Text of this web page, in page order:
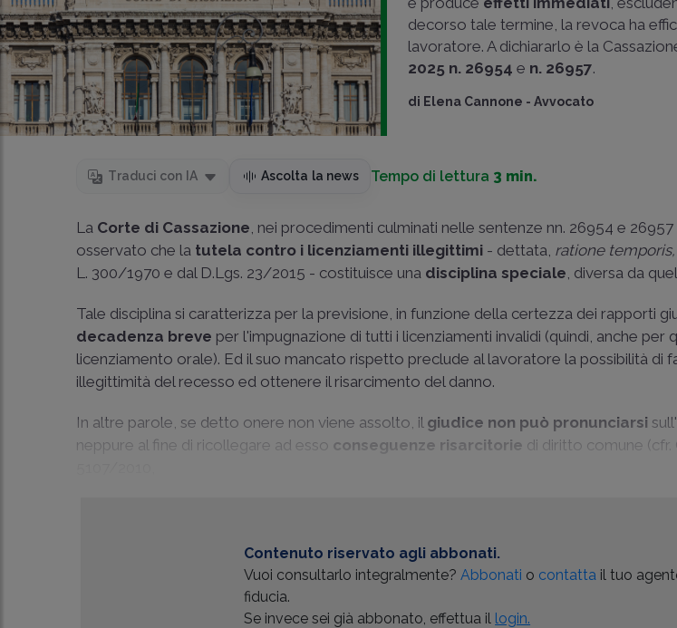
decorso tale termine, la revoca ha
lavoratore. A dichiararlo è la
2025 n. 26954 e n. 26957.
di Elena Cannone -Avvocato
Traduci con IA Ascolta la news Tempo di lettura 3 min.
La Corte di Cassazione, nei procedimenti culminati nelle sentenze nn. 26954 e
osservato che la tutela contro i licenziamenti illegittimi - dettata, ratione temporis,
L. 300/1970 e dal D.Lgs. 23/2015 - costituisce una disciplina speciale, diversa da
Tale disciplina si caratterizza per la previsione, in funzione della certezza dei rapporti
decadenza breve per l'impugnazione di tutti i licenziamenti invalidi (quindi, anche per
licenziamento orale). Ed il suo mancato rispetto preclude al lavoratore la possibilità di
illegittimità del recesso ed ottenere il risarcimento del danno.
In altre parole, se detto onere non viene assolto, il giudice non può pronunciarsi
neppure al fine di ricollegare ad esso conseguenze risarcitorie di diritto comune (cfr.
Contenuto riservato agli abbonati.
Vuoi consultarlo integralmente?Abbonati o contatta il tuo
fiducia.
Se invece sei già abbonato, effettua il login.